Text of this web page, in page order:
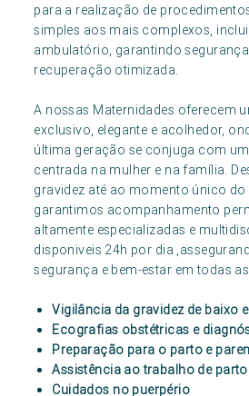
para a realização de
simples aos mais complexos,
ambulatório, garantindo
recuperação otimizada.
A nossas Maternidades oferecem
exclusivo, elegante e acolhedor,
última geração se conjuga com
centrada na mulher e na família.
gravidez até ao momento único
garantimos acompanhamento
altamente especializadas e
disponiveis 24h por dia
segurança e bem-estar em todas
Vigilância da gravidez de baixo
Ecografias obstétricas e
Preparação para o parto e
Assistência ao trabalho de
Cuidados no puerpério